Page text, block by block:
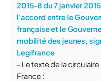
2015-8 du 7 janvier
l'accord entre le
française et le
mobilité des jeunes,
Legifrance
- Le texte de la
France :